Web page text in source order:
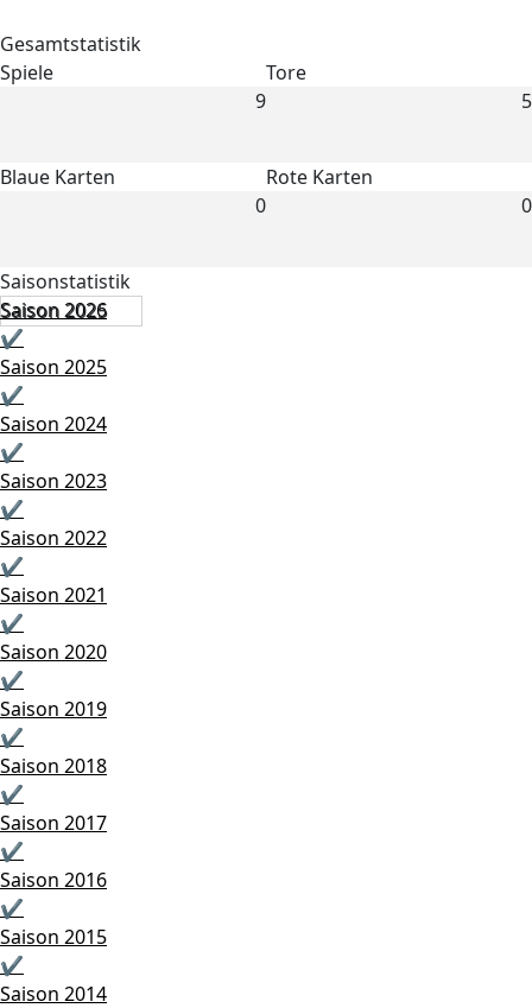
Gesamtstatistik
Spiele
9
Tore
5
Blaue Karten
0
Rote Karten
0
Saisonstatistik
Saison 2025
Saison 2026
✔
Saison 2025
✔
Saison 2024
✔
Saison 2023
✔
Saison 2022
✔
Saison 2021
✔
Saison 2020
✔
Saison 2019
✔
Saison 2018
✔
Saison 2017
✔
Saison 2016
✔
Saison 2015
✔
Saison 2014